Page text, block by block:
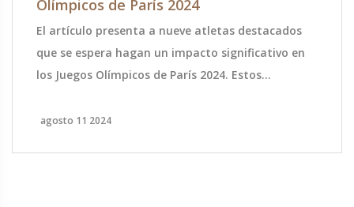
Olímpicos de París 2024
El artículo presenta a nueve atletas destacados
que se espera hagan un impacto significativo en
los Juegos Olímpicos de París 2024. Estos
han demostrado un talento excepcional y son
agosto 11 2024